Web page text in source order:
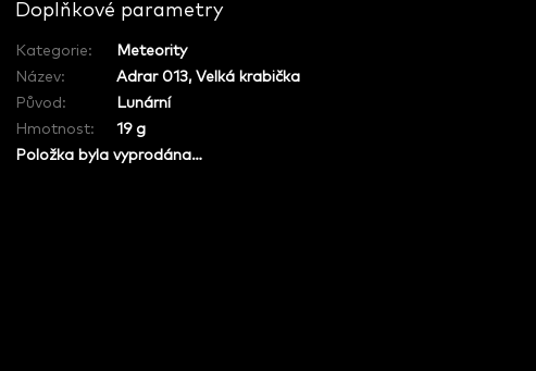
Doplňkové parametry
Kategorie:
Meteority
Název:
Adrar 013, Velká krabička
Původ :
Lunární
Hmotnost:
19 g
Položka byla vyprodána…